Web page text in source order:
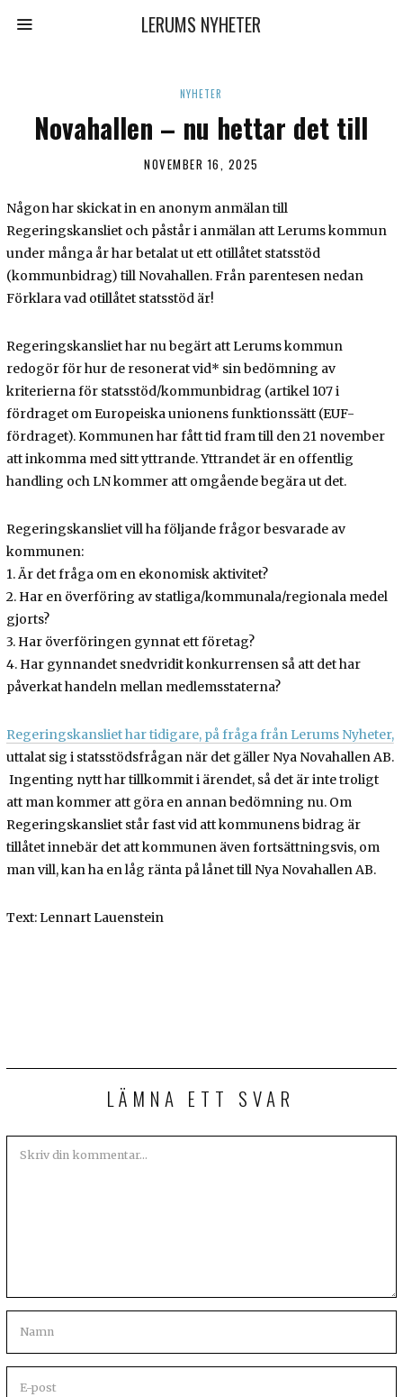
LERUMS NYHETER
NYHETER
Novahallen – nu hettar det till
NOVEMBER 16, 2025
Någon har skickat in en anonym anmälan till
Regeringskansliet och påstår i anmälan att Lerums kommun
under många år har betalat ut ett otillåtet statsstöd
(kommunbidrag) till Novahallen. Från parentesen nedan
Förklara vad otillåtet statsstöd är!
Regeringskansliet har nu begärt att Lerums kommun
redogör för hur de resonerat vid* sin bedömning av
kriterierna för statsstöd/kommunbidrag (artikel 107 i
fördraget om Europeiska unionens funktionssätt (EUF-
fördraget). Kommunen har fått tid fram till den 21 november
att inkomma med sitt yttrande. Yttrandet är en offentlig
handling och LN kommer att omgående begära ut det.
Regeringskansliet vill ha följande frågor besvarade av
kommunen:
1. Är det fråga om en ekonomisk aktivitet?
2. Har en överföring av statliga/kommunala/regionala medel
gjorts?
3. Har överföringen gynnat ett företag?
4. Har gynnandet snedvridit konkurrensen så att det har
påverkat handeln mellan medlemsstaterna?
Regeringskansliet har tidigare, på fråga från Lerums Nyheter,
uttalat sig i statsstödsfrågan när det gäller Nya Novahallen AB.
Ingenting nytt har tillkommit i ärendet, så det är inte troligt
att man kommer att göra en annan bedömning nu. Om
Regeringskansliet står fast vid att kommunens bidrag är
tillåtet innebär det att kommunen även fortsättningsvis, om
man vill, kan ha en låg ränta på lånet till Nya Novahallen AB.
Text: Lennart Lauenstein
LÄMNA ETT SVAR